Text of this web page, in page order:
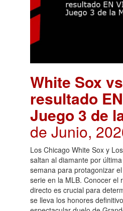
White Sox
resultado
Juego 3 de
de Junio,
Los Chicago White Sox y
saltan al diamante por
semana para protagonizar
serie en la MLB. Conocer el
directo es crucial para
se lleva los honores